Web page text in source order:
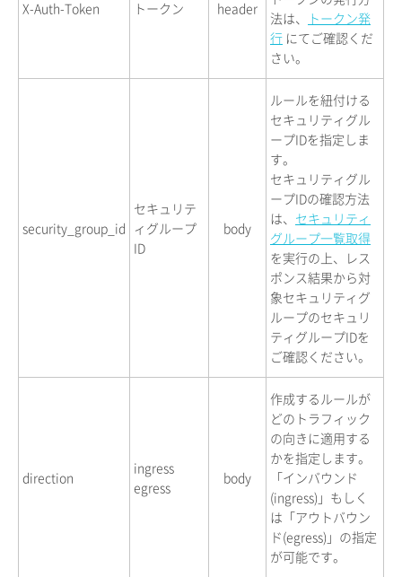
X-Auth-Token トークン header
法は、
トークン発
行 にてご確認くだ
さい。
security_group_id
セキュリテ
ィグループ
ID
body
ルールを紐付ける
セキュリティグル
ープIDを指定しま
す。
セキュリティグル
ープIDの確認方法
は、 セキュリティ
グループ一覧取得
を実行の上、レス
ポンス結果から対
象セキュリティグ
ループのセキュリ
ティグループIDを
ご確認ください。
direction
ingress
egress
body
作成するルールが
どのトラフィック
の向きに適用する
かを指定します。
「インバウンド
(ingress)」もしく
は「アウトバウン
ド(egress)」の指定
が可能です。